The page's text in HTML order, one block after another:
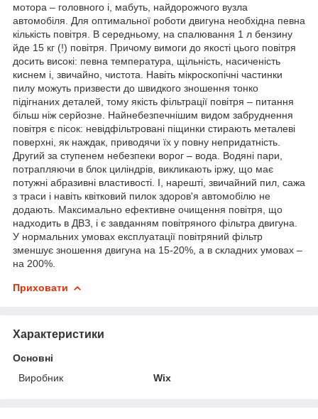
мотора – головного і, мабуть, найдорожчого вузла
автомобіля. Для оптимальної роботи двигуна необхідна певна
кількість повітря. В середньому, на спалювання 1 л бензину
йде 15 кг (!) повітря. Причому вимоги до якості цього повітря
досить високі: певна температура, щільність, насиченість
киснем і, звичайно, чистота. Навіть мікроскопічні частинки
пилу можуть призвести до швидкого зношення тонко
підігнаних деталей, тому якість фільтрації повітря – питання
більш ніж серйозне. Найнебезпечнішим видом забруднення
повітря є пісок: невідфільтровані піщинки стирають металеві
поверхні, як наждак, приводячи їх у повну непридатність.
Другий за ступенем небезпеки ворог – вода. Водяні пари,
потрапляючи в блок циліндрів, викликають іржу, що має
потужні абразивні властивості. І, нарешті, звичайний пил, сажа
з траси і навіть квітковий пилок здоров'я автомобілю не
додають. Максимально ефективне очищення повітря, що
надходить в ДВЗ, і є завданням повітряного фільтра двигуна.
У нормальних умовах експлуатації повітряний фільтр
зменшує зношення двигуна на 15-20%, а в складних умовах –
на 200%.
Приховати
Характеристики
Основні
Виробник
Wix